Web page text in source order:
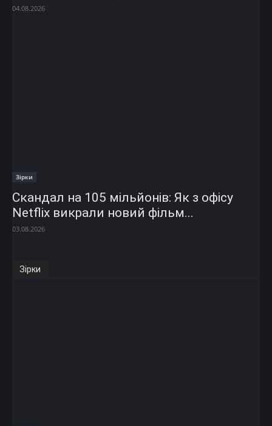
04.08.2026
Зірки
Скандал на 105 мільйонів: Як з офісу
Netflix викрали новий фільм...
03.08.2026
Зірки